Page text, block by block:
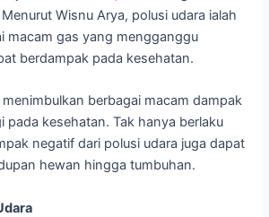
Wisnu Arya, polusi udara ialah
macam gas yang mengganggu
berdampak pada kesehatan.
berbagai macam dampak
pada kesehatan. Tak hanya berlaku
negatif dari polusi udara juga dapat
hewan hingga tumbuhan.